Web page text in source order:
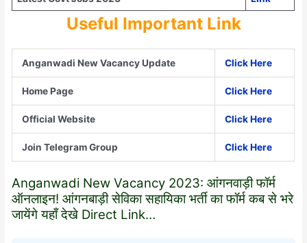
Useful Important Link
Anganwadi New Vacancy Update Click Here
Home Page Click Here
Official Website Click Here
Join Telegram Group Click Here
Anganwadi New Vacancy 2023: आंगनवाड़ी फॉर्म
ऑनलाइन! आंगनबाड़ी सेविका सहायिका भर्ती का फॉर्म कब से भरे
जायेंगे यहाँ देखे Direct Link…